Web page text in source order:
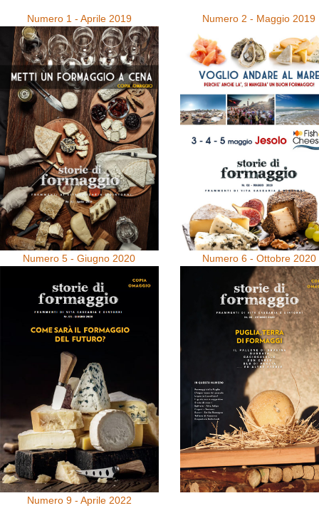
Numero 1 - Aprile 2019 Numero 2 - Maggio 2019
Numero 5 - Giugno 2020 Numero 6 - Ottobre 2020
Numero 9 - Aprile 2022